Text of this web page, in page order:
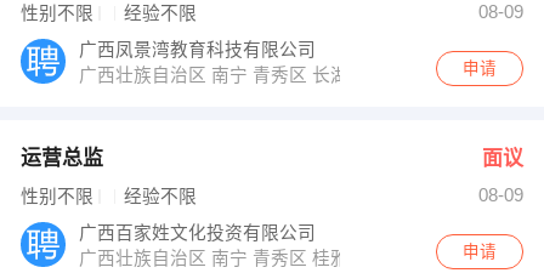
性别不限 经验不限
08-09
广西凤景湾教育科技有限公司
广西壮族自治区 南宁 青秀区 长湖路62号
申请
运营总监 面议
性别不限 经验不限
08-09
广西百家姓文化投资有限公司
广西壮族自治区 南宁 青秀区 桂雅路16号天昌东盟中央城
申请